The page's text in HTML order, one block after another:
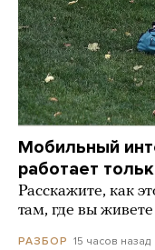
Мобильный
работает
Расскажите, как
там, где вы живете
РАЗБОР 15 часов назад